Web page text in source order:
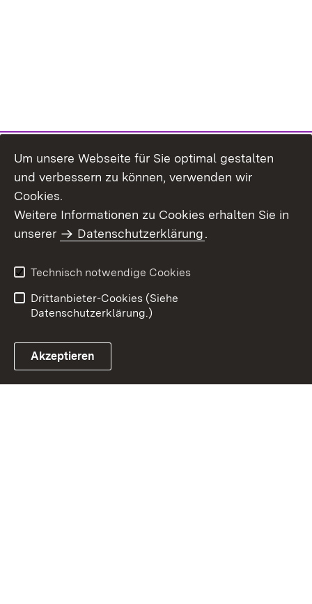
Um unsere Webseite für Sie optimal gestalten
und verbessern zu können, verwenden wir
Cookies.
Weitere Informationen zu Cookies erhalten Sie in
unserer
Datenschutzerklärung.
Technisch notwendige Cookies
Drittanbieter-Cookies (Siehe
Datenschutzerklärung.)
Akzeptieren